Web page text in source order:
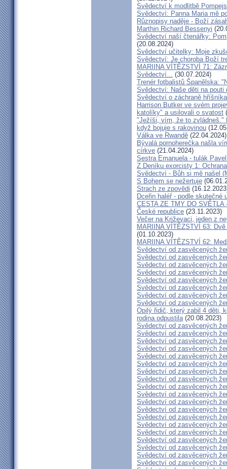
Svědectví k modlitbě
Svědectví: Panna Maria mě
Různopisy naděje - Boží
Marthin Richard Bessenyi
Svědectví naší čtenářky:
(20.08.2024)
Svědectví učitelky: Moje
Svědectví: Je choroba Boží
MARIINA VÍTĚZSTVÍ 71:
Svědectví... (30.07.2024)
Trenér fotbalistů Španělska:
Svědectví: Naše děti na pouti
Svědectví o záchraně
Harrison Butker ve svém
katolíky" a usilovali o svatost
"Ježíši, vím, že to zvládneš."
když bojuje s rakovinou
Válka ve Rwandě (22.04.2024)
Bývalá pornoherečka našla
církve (21.04.2024)
Sestra Emanuela - tulák
Z Deníku exorcisty 1:
Svědectví - Bůh si mě našel
S Bohem se nežertuje
Strach ze zpovědi
Dceřin haléř - podle skutečné
CESTA ZE TMY DO
České republice (23.11.2023)
Večer na Križevaci, jeden z
MARIINA VÍTĚZSTVÍ 63:
(01.10.2023)
MARIINA VÍTĚZSTVÍ 62:
Svědectví od zasvěcených
Svědectví od zasvěcených
Svědectví od zasvěcených
Svědectví od zasvěcených
Svědectví od zasvěcených
Svědectví od zasvěcených
Svědectví od zasvěcených
Svědectví od zasvěcených
Opilý řidič, který zabil 4 děti,
rodina odpustila(20.08.2023)
Svědectví od zasvěcených
Svědectví od zasvěcených
Svědectví od zasvěcených
Svědectví od zasvěcených
Svědectví od zasvěcených
Svědectví od zasvěcených
Svědectví od zasvěcených
Svědectví od zasvěcených
Svědectví od zasvěcených
Svědectví od zasvěcených
Svědectví od zasvěcených
Svědectví od zasvěcených
Svědectví od zasvěcených
Svědectví od zasvěcených
Svědectví od zasvěcených
Svědectví od zasvěcených
Svědectví od zasvěcených
Svědectví od zasvěcených
Svědectví od zasvěcených